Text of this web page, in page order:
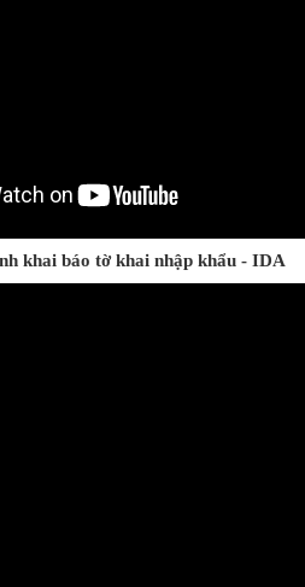
khai báo tờ khai nhập khẩu - IDA